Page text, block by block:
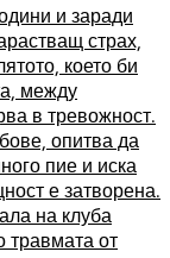
и заради
страх,
което би
между
в тревожност.
опитва да
пие и иска
е затворена.
на клуба
травмата от